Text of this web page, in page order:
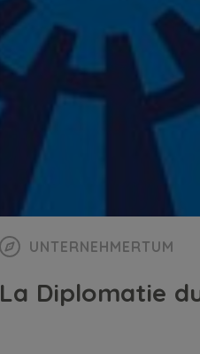
UNTERNEHMERTUM
La Diplomatie